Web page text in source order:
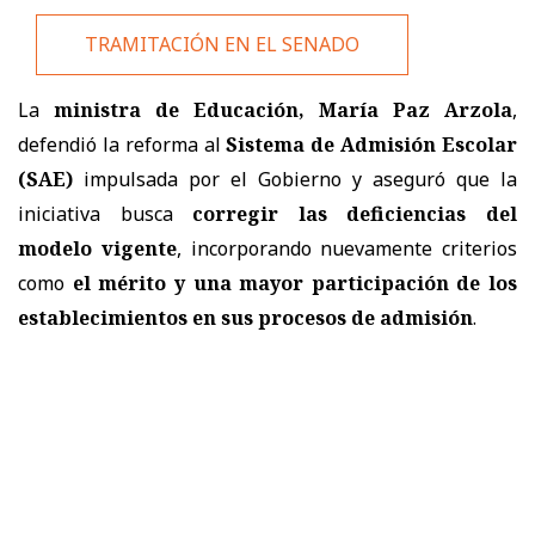
TRAMITACIÓN EN EL SENADO
La ministra de Educación, María Paz Arzola,
defendió la reforma alSistema de Admisión Escolar
(SAE) impulsada por el Gobierno y aseguró que la
iniciativa busca corregir las deficiencias del
modelo vigente, incorporando nuevamente criterios
como el mérito y una mayor participación de los
establecimientos en sus procesos de admisión.